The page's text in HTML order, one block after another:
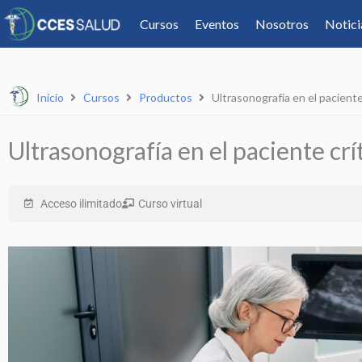
Cursos Eventos Nosotros
Inicio Cursos Productos Ultrasonografía en el
Ultrasonografía en el paciente
Acceso ilimitado Curso virtual
Ultrasonografía en el paciente
Acceso ilimitado Online a tu ritmo
Play